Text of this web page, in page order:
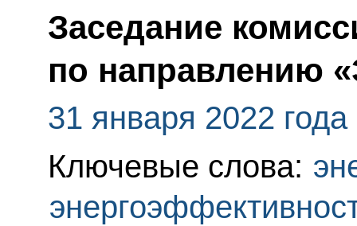
Заседание
по направлению
31 января 2022 года
Ключевые слова: